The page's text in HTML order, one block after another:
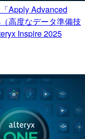
Apply Advanced
高度なデータ準備技
Inspire 2025